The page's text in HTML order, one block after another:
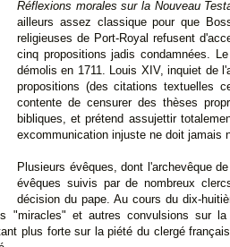
Réflexions morales sur la Nouveau
ailleurs assez classique pour que
religieuses de Port-Royal refusent
cinq propositions jadis condamnées.
démolis en 1711. Louis XIV, inquiet de
propositions (des citations textuelles
contente de censurer des thèses
bibliques, et prétend assujettir
excommunication injuste ne doit jamais
Plusieurs évêques, dont l'archevêque
évêques suivis par de nombreux
décision du pape. Au cours du dix-
"miracles" et autres convulsions sur
plus forte sur la piété du clergé